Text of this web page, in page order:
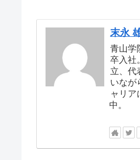
末永
青山学
卒入社
立、代
いなが
ャリア
中。